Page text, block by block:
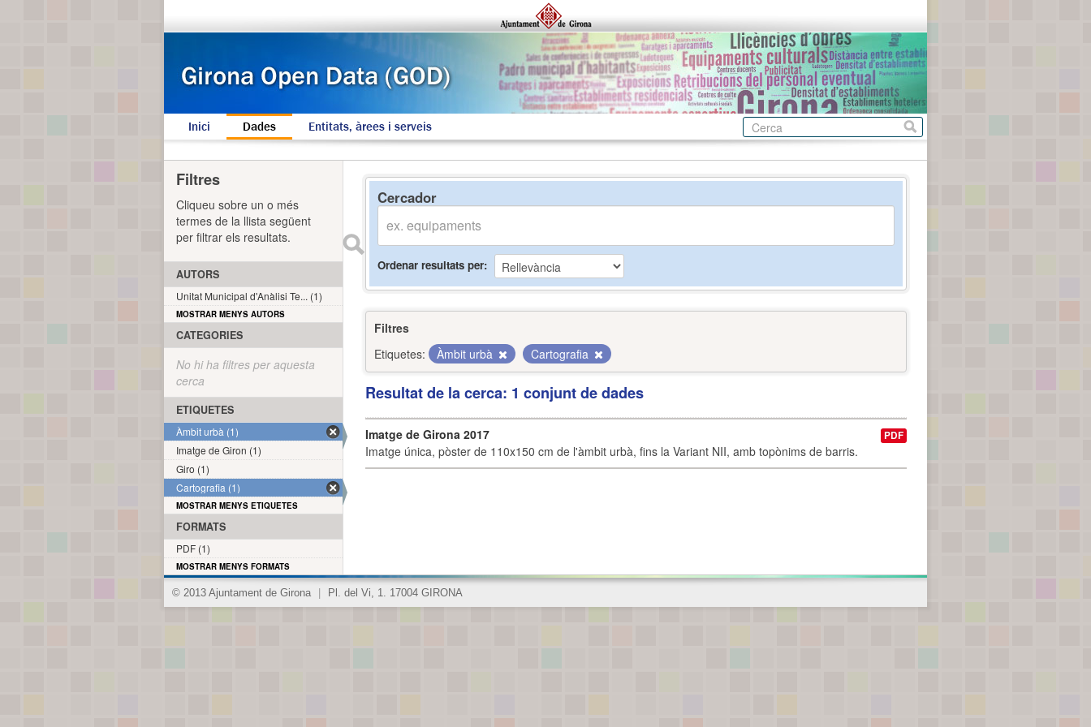
Inici Dades Entitats, àrees i serveis
Cercador
Ordenar resultats per
Filtres
Etiquetes:
Àmbit urbà Cartografia
Resultat de la cerca: 1 conjunt de dades
Imatge de Girona 2017
Imatge única, pòster de 110x150 cm de l'àmbit urbà, fins la Variant NII, amb topònims de barris.
PDF
Filtres
Cliqueu sobre un o més
termes de la llista següent
per filtrar els resultats.
AUTORS
Unitat Municipal d'Anàlisi Te... (1)
MOSTRAR MENYS AUTORS
CATEGORIES
No hi ha filtres per aquesta
cerca
ETIQUETES
Àmbit urbà (1)
Imatge de Giron (1)
Giro (1)
Cartografia (1)
MOSTRAR MENYS ETIQUETES
FORMATS
PDF (1)
MOSTRAR MENYS FORMATS
© 2013 Ajuntament de Girona Pl. del Vi, 1. 17004 GIRONA